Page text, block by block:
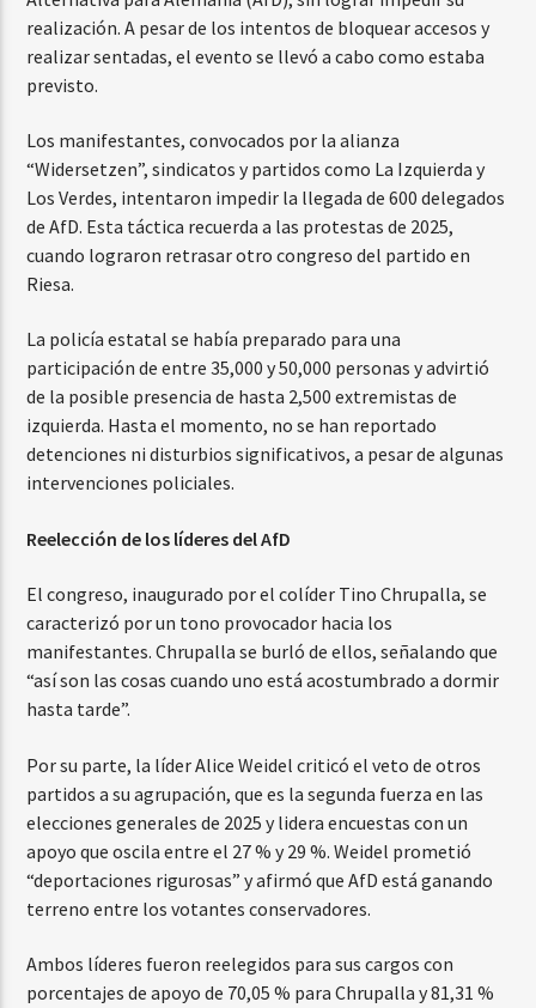
realización. A pesar de los intentos de bloquear accesos y
realizar sentadas, el evento se llevó a cabo como estaba
previsto.
Los manifestantes, convocados por la alianza
“Widersetzen”, sindicatos y partidos como La Izquierda y
Los Verdes, intentaron impedir la llegada de 600 delegados
de AfD. Esta táctica recuerda a las protestas de 2025,
cuando lograron retrasar otro congreso del partido en
Riesa.
La policía estatal se había preparado para una
participación de entre 35,000 y 50,000 personas y advirtió
de la posible presencia de hasta 2,500 extremistas de
izquierda. Hasta el momento, no se han reportado
detenciones ni disturbios significativos, a pesar de algunas
intervenciones policiales.
Reelección de los líderes del AfD
El congreso, inaugurado por el colíder Tino Chrupalla, se
caracterizó por un tono provocador hacia los
manifestantes. Chrupalla se burló de ellos, señalando que
“así son las cosas cuando uno está acostumbrado a dormir
hasta tarde”.
Por su parte, la líder Alice Weidel criticó el veto de otros
partidos a su agrupación, que es la segunda fuerza en las
elecciones generales de 2025 y lidera encuestas con un
apoyo que oscila entre el 27 % y 29 %. Weidel prometió
“deportaciones rigurosas” y afirmó que AfD está ganando
terreno entre los votantes conservadores.
Ambos líderes fueron reelegidos para sus cargos con
porcentajes de apoyo de 70,05 % para Chrupalla y 81,31 %